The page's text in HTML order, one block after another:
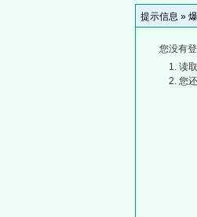
提示信息 »
您没有
读
您